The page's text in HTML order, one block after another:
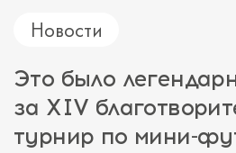
Новости
Это было
за XIV
турнир по мини-